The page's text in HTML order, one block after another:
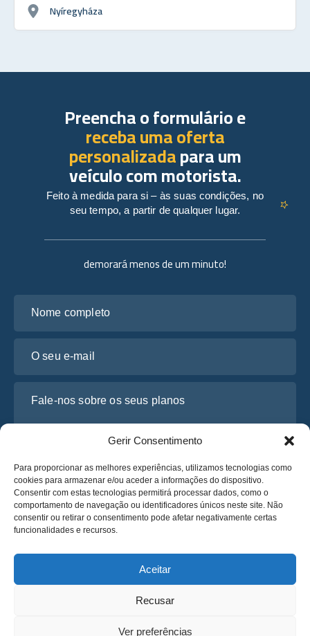
Gerir Consentimento
Para proporcionar as melhores experiências, utilizamos tecnologias como
cookies para armazenar e/ou aceder a informações do dispositivo.
Consentir com estas tecnologias permitirá processar dados, como o
comportamento de navegação ou identificadores únicos neste site. Não
consentir ou retirar o consentimento pode afetar negativamente certas
funcionalidades e recursos.
Aceitar
Recusar
Ver preferências
Nyíregyháza
demorará menos de um minuto!
Li e concordo com a
Obtenha um Orçamento
Obtenha um Orçamento
Preencha o formulário e
receba uma oferta
personalizadapara um
veículo com motorista.
Feito à medida para si – às suas condições, no
seu tempo, a partir de qualquer lugar.